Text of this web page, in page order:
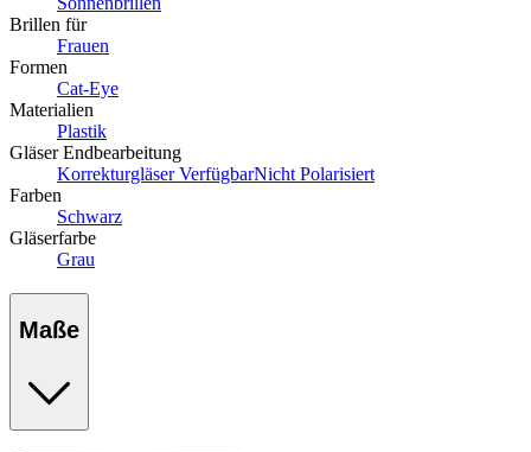
Brillen für
Frauen
Formen
Cat-Eye
Materialien
Plastik
Gläser Endbearbeitung
Korrekturgläser VerfügbarNicht Polarisiert
Farben
Schwarz
Gläserfarbe
Grau
Maße